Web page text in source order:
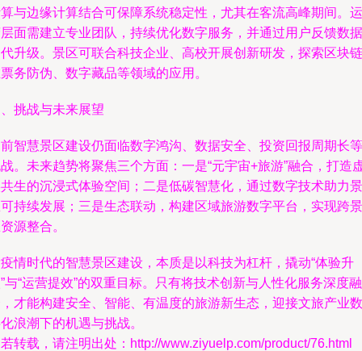
与边缘计算结合可保障系统稳定性，尤其在客流高峰期间。运
面需建立专业团队，持续优化数字服务，并通过用户反馈数据
升级。景区可联合科技企业、高校开展创新研发，探索区块链
务防伪、数字藏品等领域的应用。
挑战与未来展望
智慧景区建设仍面临数字鸿沟、数据安全、投资回报周期长等
。未来趋势将聚焦三个方面：一是“元宇宙+旅游”融合，打造
生的沉浸式体验空间；二是低碳智慧化，通过数字技术助力景
持续发展；三是生态联动，构建区域旅游数字平台，实现跨景
源整合。
情时代的智慧景区建设，本质是以科技为杠杆，撬动“体验升
与“运营提效”的双重目标。只有将技术创新与人性化服务深度融
才能构建安全、智能、有温度的旅游新生态，迎接文旅产业数
浪潮下的机遇与挑战。
转载，请注明出处：http://www.ziyuelp.com/product/76.html